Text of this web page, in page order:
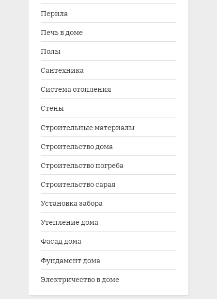
Перила
Печь в доме
Полы
Сантехника
Система отопления
Стены
Строительные материалы
Строительство дома
Строительство погреба
Строительство сарая
Установка забора
Утепление дома
Фасад дома
Фундамент дома
Электричество в доме